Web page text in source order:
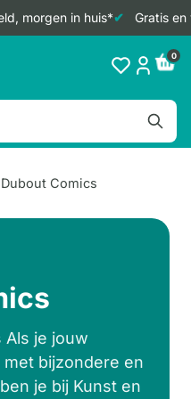
morgen in huis* Gratis en
0
Dubout Comics
Als je jouw
bijzondere en
je bij Kunst en